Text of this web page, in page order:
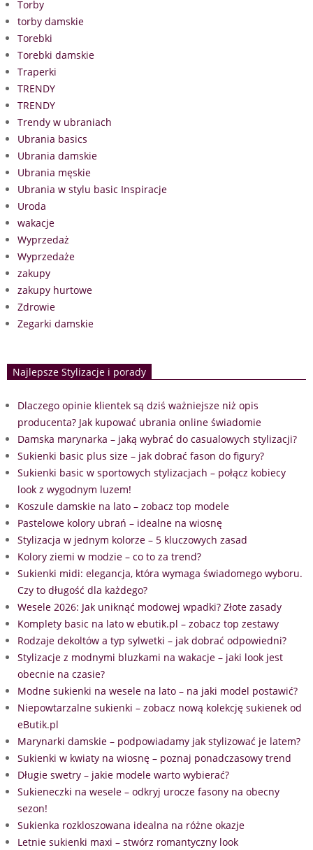
Torby
torby damskie
Torebki
Torebki damskie
Traperki
TRENDY
TRENDY
Trendy w ubraniach
Ubrania basics
Ubrania damskie
Ubrania męskie
Ubrania w stylu basic Inspiracje
Uroda
wakacje
Wyprzedaż
Wyprzedaże
zakupy
zakupy hurtowe
Zdrowie
Zegarki damskie
Najlepsze Stylizacje i porady
Dlaczego opinie klientek są dziś ważniejsze niż opis
producenta? Jak kupować ubrania online świadomie
Damska marynarka – jaką wybrać do casualowych stylizacji?
Sukienki basic plus size – jak dobrać fason do figury?
Sukienki basic w sportowych stylizacjach – połącz kobiecy
look z wygodnym luzem!
Koszule damskie na lato – zobacz top modele
Pastelowe kolory ubrań – idealne na wiosnę
Stylizacja w jednym kolorze – 5 kluczowych zasad
Kolory ziemi w modzie – co to za trend?
Sukienki midi: elegancja, która wymaga świadomego wyboru.
Czy to długość dla każdego?
Wesele 2026: Jak uniknąć modowej wpadki? Złote zasady
Komplety basic na lato w ebutik.pl – zobacz top zestawy
Rodzaje dekoltów a typ sylwetki – jak dobrać odpowiedni?
Stylizacje z modnymi bluzkami na wakacje – jaki look jest
obecnie na czasie?
Modne sukienki na wesele na lato – na jaki model postawić?
Niepowtarzalne sukienki – zobacz nową kolekcję sukienek od
eButik.pl
Marynarki damskie – podpowiadamy jak stylizować je latem?
Sukienki w kwiaty na wiosnę – poznaj ponadczasowy trend
Długie swetry – jakie modele warto wybierać?
Sukieneczki na wesele – odkryj urocze fasony na obecny
sezon!
Sukienka rozkloszowana idealna na różne okazje
Letnie sukienki maxi – stwórz romantyczny look